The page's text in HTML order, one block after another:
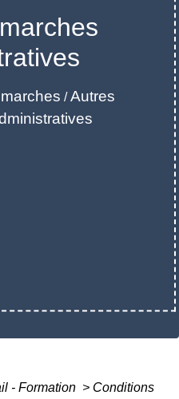
/Autres
- Formation > Conditions